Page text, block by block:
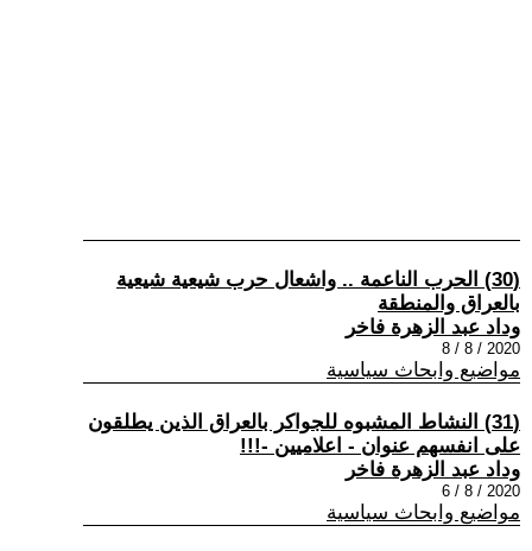
(30) الحرب الناعمة .. واشعال حرب شيعية شيعية
بالعراق والمنطقة
وداد عبد الزهرة فاخر
2020 / 8 / 8
مواضيع وابحاث سياسية
(31) النشاط المشبوه للجواكر بالعراق الذين يطلقون
على انفسهم عنوان - اعلاميين -!!!
وداد عبد الزهرة فاخر
2020 / 8 / 6
مواضيع وابحاث سياسية